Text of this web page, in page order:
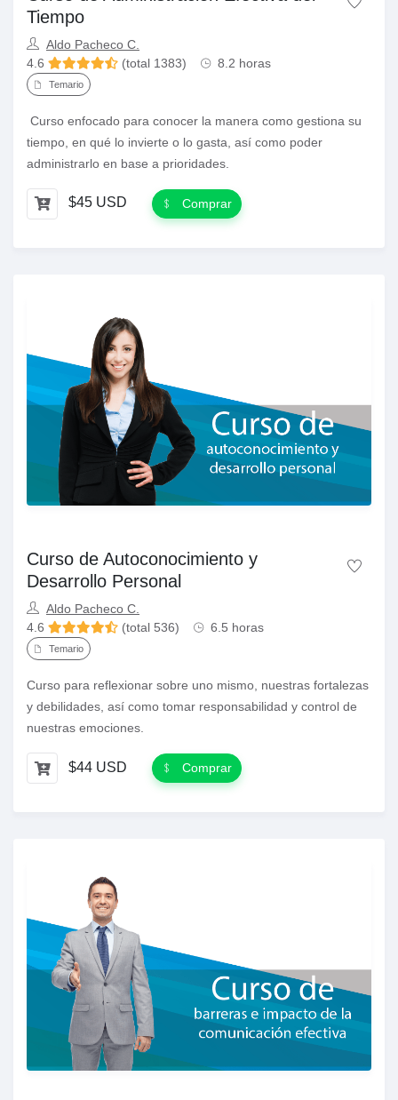
Tiempo
Aldo Pacheco C.
4.6
(total 1383) 8.2 horas
Temario
Curso enfocado para conocer la manera como gestiona su
tiempo, en qué lo invierte o lo gasta, así como poder
administrarlo en base a prioridades.
$45 USD Comprar
Curso de Autoconocimiento y
Desarrollo Personal
Aldo Pacheco C.
4.6
(total 536) 6.5 horas
Temario
Curso para reflexionar sobre uno mismo, nuestras fortalezas
y debilidades, así como tomar responsabilidad y control de
nuestras emociones.
$44 USD Comprar